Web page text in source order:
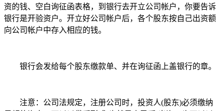
资的钱、空白询征函表格，到银行去开立公司帐户，你要告诉
银行是开验资户。开立好公司帐户后，各个股东按自己出资额
向公司帐户中存入相应的钱。
银行会发给每个股东缴款单、并在询征函上盖银行的章。
注意：公司法规定，注册公司时，投资人(股东)必须缴纳